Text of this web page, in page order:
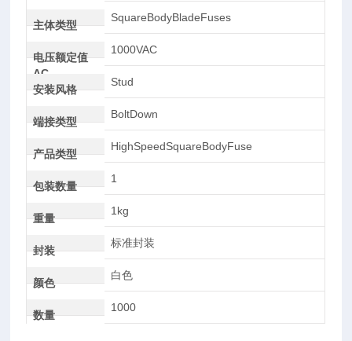
主体类型
SquareBodyBladeFuses
电压额定值
AC
1000VAC
安装风格
Stud
端接类型
BoltDown
产品类型
HighSpeedSquareBodyFuse
包装数量
1
重量
1kg
封装
标准封装
颜色
白色
数量
1000